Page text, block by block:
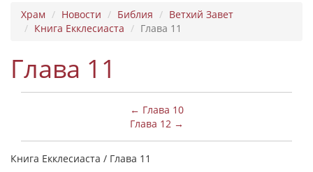
Храм Новости Библия
Ветхий Завет
Книга Екклесиаста
Глава 11
Глава 11
← Глава 10
Глава 12 →
Книга Екклесиаста / Глава 11